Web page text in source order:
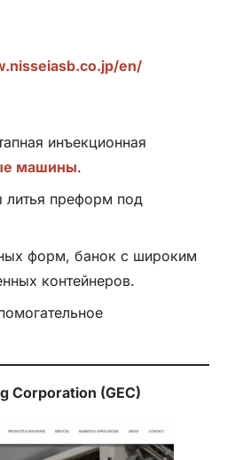
en/
инъекционная
машины.
литья преформ под
форм, банок с широким
контейнеров.
Corporation (GEC)